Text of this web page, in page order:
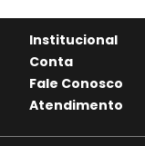
Institucional
Conta
Fale Conosco
Atendimento